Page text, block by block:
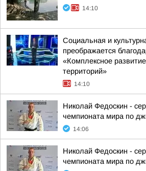
14:10
Социальная и
преображается
«Комплексное
территорий»
14:10
Николай Федоскин -
чемпионата мира по
14:06
Николай Федоскин -
чемпионата мира по